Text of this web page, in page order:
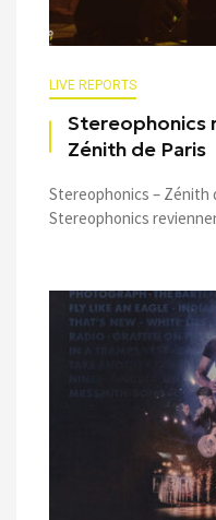
LIVE REPORTS
Stereophonics
Zénith de Paris
Stereophonics – Zénith
Stereophonics